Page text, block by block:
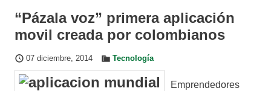
“Pázala voz” primera aplicación
movil creada por colombianos
07 diciembre, 2014 Tecnología
Emprendedores